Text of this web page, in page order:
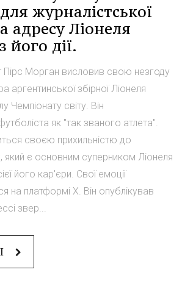
журналістської
адресу Ліонеля
його дії.
Пірс Морган висловив свою незгоду
аргентинської збірної Ліонеля
Чемпіонату світу. Він
як "так званого атлета".
своєю прихильністю до
який є основним суперником Ліонеля
його кар'єри. Свої емоції
на платформі X. Він опублікував
звер...